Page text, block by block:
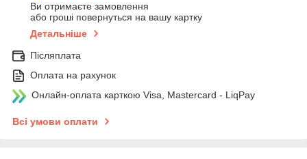
Ви отримаєте замовлення
або гроші повернуться на вашу картку
Детальніше
Післяплата
Оплата на рахунок
Онлайн-оплата карткою Visa, Mastercard - LiqPay
Всі умови оплати